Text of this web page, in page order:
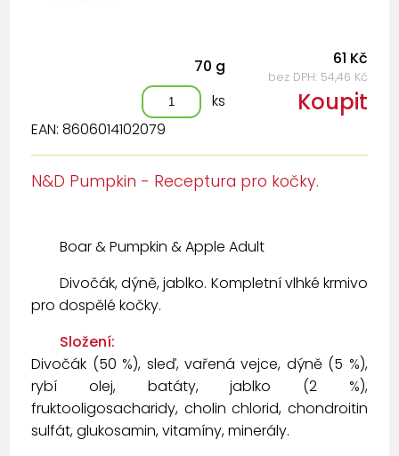
EAN: 8606014102079
70 g 61 Kč
bez DPH: 54,46 Kč
ks Koupit
N&D Pumpkin - Receptura pro kočky.
Boar & Pumpkin & Apple Adult
Divočák, dýně, jablko. Kompletní vlhké krmivo
pro dospělé kočky.
Složení:
Divočák (50 %), sleď, vařená vejce, dýně (5 %),
rybí olej, batáty, jablko (2 %),
fruktooligosacharidy, cholin chlorid, chondroitin
sulfát, glukosamin, vitamíny, minerály.